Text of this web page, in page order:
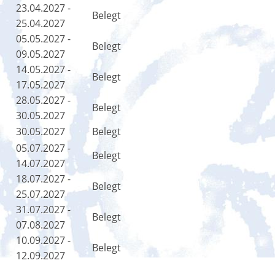
23.04.2027 -
25.04.2027
Belegt
05.05.2027 -
09.05.2027
Belegt
14.05.2027 -
17.05.2027
Belegt
28.05.2027 -
30.05.2027
Belegt
30.05.2027
Belegt
05.07.2027 -
14.07.2027
Belegt
18.07.2027 -
25.07.2027
Belegt
31.07.2027 -
07.08.2027
Belegt
10.09.2027 -
12.09.2027
Belegt